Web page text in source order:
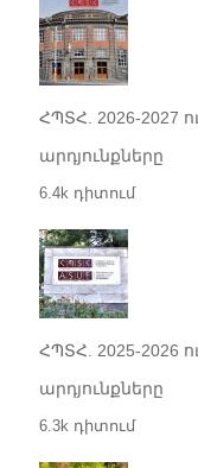
ՀՊՏՀ. 2026-2027
արդյունքները
6.4k դիտում
ՀՊՏՀ. 2025-2026
արդյունքները
6.3k դիտում